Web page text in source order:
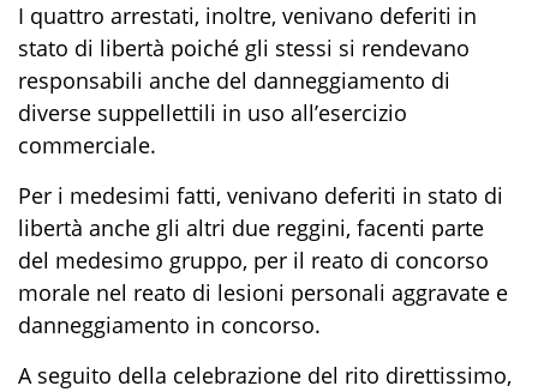
I quattro arrestati, inoltre, venivano deferiti in
stato di libertà poiché gli stessi si rendevano
responsabili anche del danneggiamento di
diverse suppellettili in uso all’esercizio
commerciale.
Per i medesimi fatti, venivano deferiti in stato di
libertà anche gli altri due reggini, facenti parte
del medesimo gruppo, per il reato di concorso
morale nel reato di lesioni personali aggravate e
danneggiamento in concorso.
A seguito della celebrazione del rito direttissimo,